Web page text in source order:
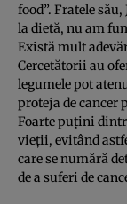
food”. Fratele
la dietă, nu am
Există mult
Cercetătorii au
legumele pot
proteja de
Foarte puţini
vieţii, evitând
care se numără
de a suferi de